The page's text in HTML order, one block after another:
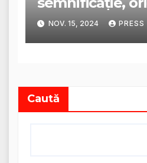
trăsături și
NOV. 15, 2024 PRESS
Caută